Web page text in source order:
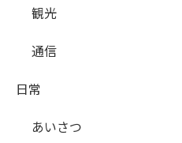
観光
通信
日常
あいさつ